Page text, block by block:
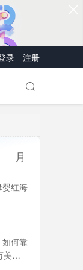
录 注册
月
婴红海
何靠
美